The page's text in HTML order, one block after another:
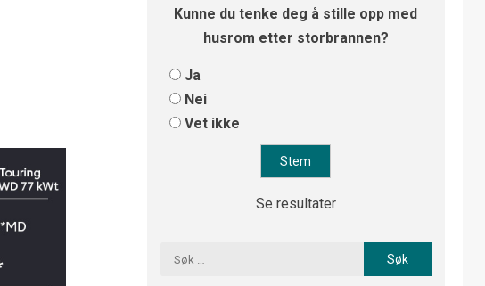
Kunne du tenke deg å stille opp med
husrom etter storbrannen?
Ja
Nei
Vet ikke
Se resultater